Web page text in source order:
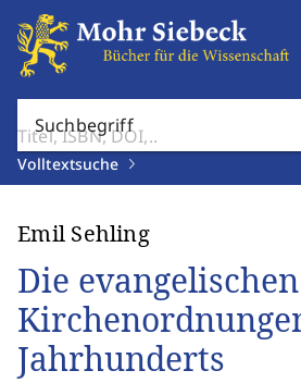
Suchbegriff
Volltextsuche
Emil Sehling
Die evangelischen
Jahrhunderts